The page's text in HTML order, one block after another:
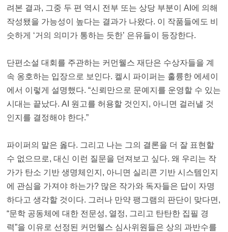
려본 결과, 그중 두 편 역시 전부 또는 상당 부분이 AI에 의해
작성됐을 가능성이 높다는 결과가 나왔다. 이 작품들에도 비
슷하게 ‘거의 의미가 통하는 듯한’ 은유들이 등장한다.
단편소설 대회를 주관하는 커먼웰스 재단은 수상자들을 계
속 옹호하는 입장으로 보인다. 켈시 파이퍼는 훌륭한 에세이
에서 이렇게 설명했다. “신뢰만으로 문예지를 운영할 수 있는
시대는 끝났다. AI 원고를 허용할 것인지, 아니면 걸러낼 것
인지를 결정해야 한다.”
파이퍼의 말은 옳다. 그리고 나는 그의 결론을 더 잘 표현할
수 없으므로, 대신 이런 질문을 던져보고 싶다. 왜 우리는 작
가가 탄소 기반 생명체인지, 아니면 실리콘 기반 시스템인지
에 관심을 가져야 하는가? 많은 작가와 독자들은 답이 자명
하다고 생각할 것이다. 그러나 만약 팽그램의 판단이 맞다면,
“문학 공동체에 대한 전문성, 열정, 그리고 탄탄한 집필 경
력”을 이유로 선정된 커먼웰스 심사위원들은 상의 과반수를